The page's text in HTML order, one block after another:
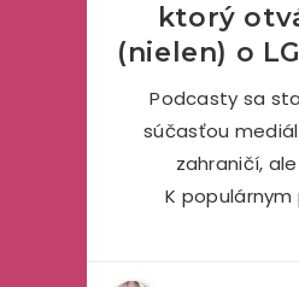
ktorý
(nielen) o
Podcasty sa
súčasťou
zahraničí,
K